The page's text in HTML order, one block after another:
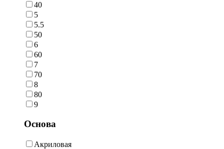
40
5
5.5
50
6
60
7
70
8
80
9
Основа
Акриловая